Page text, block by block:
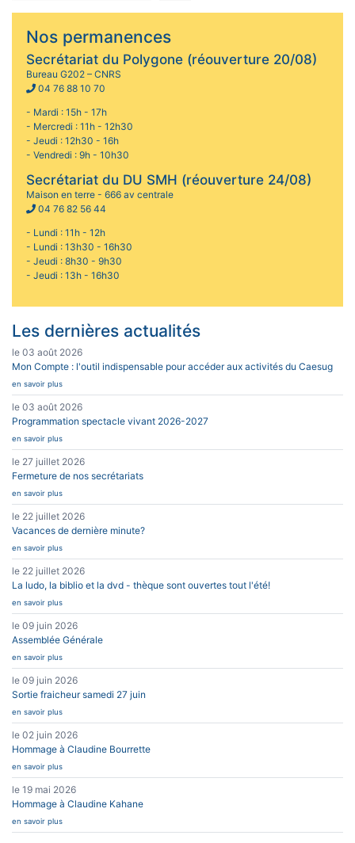
Nos permanences
Secrétariat du Polygone (réouverture 20/08)
Bureau G202 – CNRS
04 76 88 10 70
- Mardi : 15h - 17h
- Mercredi : 11h - 12h30
- Jeudi : 12h30 - 16h
- Vendredi : 9h - 10h30
Secrétariat du DU SMH (réouverture 24/08)
Maison en terre - 666 av centrale
04 76 82 56 44
- Lundi : 11h - 12h
- Lundi : 13h30 - 16h30
- Jeudi : 8h30 - 9h30
- Jeudi : 13h - 16h30
Les dernières actualités
le 03 août 2026
Mon Compte : l'outil indispensable pour accéder aux activités du Caesug
en savoir plus
le 03 août 2026
Programmation spectacle vivant 2026-2027
en savoir plus
le 27 juillet 2026
Fermeture de nos secrétariats
en savoir plus
le 22 juillet 2026
Vacances de dernière minute?
en savoir plus
le 22 juillet 2026
La ludo, la biblio et la dvd - thèque sont ouvertes tout l'été!
en savoir plus
le 09 juin 2026
Assemblée Générale
en savoir plus
le 09 juin 2026
Sortie fraicheur samedi 27 juin
en savoir plus
le 02 juin 2026
Hommage à Claudine Bourrette
en savoir plus
le 19 mai 2026
Hommage à Claudine Kahane
en savoir plus